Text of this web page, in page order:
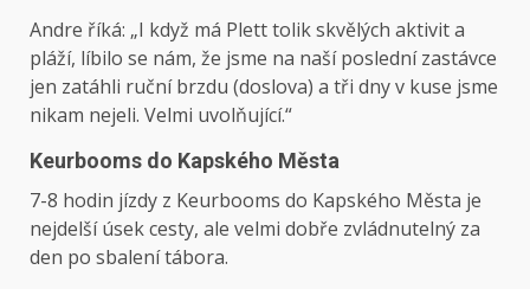
Andre říká: „I když má Plett tolik skvělých aktivit a
pláží, líbilo se nám, že jsme na naší poslední zastávce
jen zatáhli ruční brzdu (doslova) a tři dny v kuse jsme
nikam nejeli. Velmi uvolňující.“
Keurbooms do Kapského Města
7-8 hodin jízdy z Keurbooms do Kapského Města je
nejdelší úsek cesty, ale velmi dobře zvládnutelný za
den po sbalení tábora.